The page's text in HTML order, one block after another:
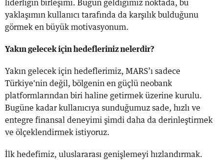
liderliğin birleşimi. Bugün geldiğimiz noktada, bu
yaklaşımın kullanıcı tarafında da karşılık bulduğunu
görmek en büyük motivasyonum.
Yakın gelecek için hedefleriniz nelerdir?
Yakın gelecek için hedeflerimiz, MARS’ı sadece
Türkiye'nin değil, bölgenin en güçlü neobank
platformlarından biri haline getirmek üzerine kurulu.
Bugüne kadar kullanıcıya sunduğumuz sade, hızlı ve
entegre finansal deneyimi şimdi daha da derinleştirmek
ve ölçeklendirmek istiyoruz.
İlk hedefimiz, uluslararası genişlemeyi hızlandırmak.